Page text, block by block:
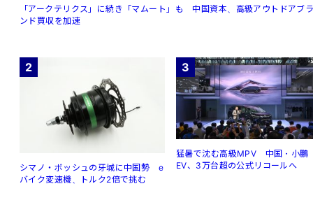
「アークテリクス」に続き「マムート」も 中国資本、高級アウトドアブ
ンド買収を加速
2
シマノ・ボッシュの牙城に中国勢 e
バイク変速機、トルク2倍で挑む
3
猛暑で沈む高級MPV 中国・小鵬
EV、3万台超の公式リコールへ